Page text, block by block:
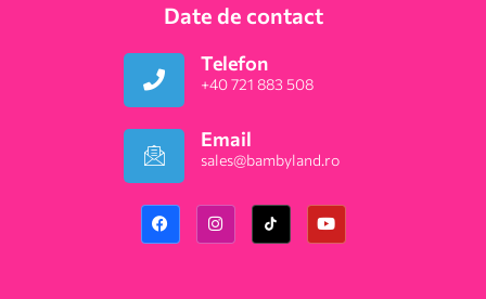
Date de contact
Telefon
+40 721 883 508
Email
sales@bambyland.ro​